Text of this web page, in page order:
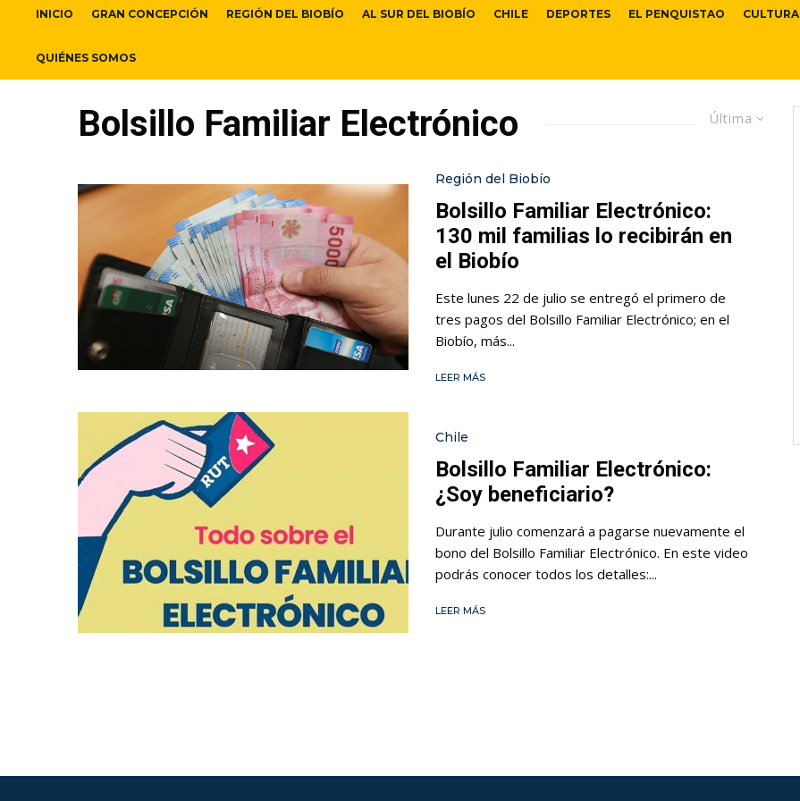
INICIO GRAN CONCEPCIÓN REGIÓN DEL BIOBÍO AL SUR DEL BIOBÍO CHILE DEPORTES EL PENQUISTAO CULTURA
QUIÉNES SOMOS
Última
Bolsillo Familiar Electrónico
Región del Biobío
Bolsillo Familiar Electrónico:
130 mil familias lo recibirán en
el Biobío
Este lunes 22 de julio se entregó el primero de
tres pagos del Bolsillo Familiar Electrónico; en el
Biobío, más...
LEER MÁS
Chile
Bolsillo Familiar Electrónico:
¿Soy beneficiario?
Durante julio comenzará a pagarse nuevamente el
bono del Bolsillo Familiar Electrónico. En este video
podrás conocer todos los detalles:...
LEER MÁS